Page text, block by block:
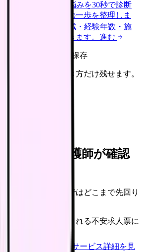
職場の悩みを30秒で診断
、悩みの種類と次の一歩を整理しま
パスで比較する
地域・経験年数・施
現在地を確認できます。 進む
向け: 希望条件だけ保存
期と気になる働き方だけ残せます。
。
人票を、看護師が確認
せます
を、自院の求人票ではどこまで先回り
？
方 応募前に離脱される不安求人票に
積もりを依頼
サービス詳細を見